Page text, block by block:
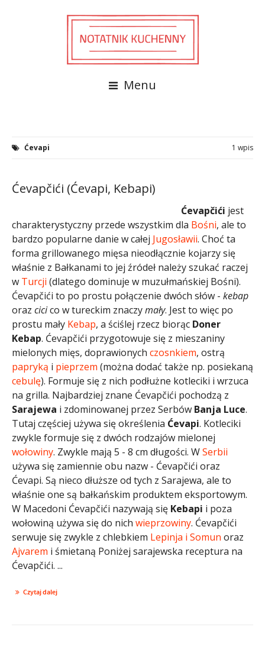
Menu
Ćevapi 1 wpis
Ćevapčići (Ćevapi, Kebapi)
Ćevapčići jest
charakterystyczny przede wszystkim dla Bośni, ale to
bardzo popularne danie w całej Jugosławii. Choć ta
forma grillowanego mięsa nieodłącznie kojarzy się
właśnie z Bałkanami to jej źródeł należy szukać raczej
w Turcji (dlatego dominuje w muzułmańskiej Bośni).
Ćevapčići to po prostu połączenie dwóch słów - kebap
oraz cicico w tureckim znaczymały. Jest to więc po
prostu mały Kebap, a ściślej rzecz biorąc Doner
Kebap. Ćevapčići przygotowuje się z mieszaniny
mielonych mięs, doprawionych czosnkiem, ostrą
papryką i pieprzem (można dodać także np. posiekaną
cebulę). Formuje się z nich podłużne kotleciki i wrzuca
na grilla. Najbardziej znane Ćevapčići pochodzą z
Sarajewa i zdominowanej przez Serbów Banja Luce.
Tutaj częściej używa się określenia Ćevapi. Kotleciki
zwykle formuje się z dwóch rodzajów mielonej
wołowiny. Zwykle mają 5 - 8 cm długości. WSerbii
używa się zamiennie obu nazw - Ćevapčići oraz
Ćevapi. Są nieco dłuższe od tych z Sarajewa, ale to
właśnie one są bałkańskim produktem eksportowym.
W Macedoni Ćevapčići nazywają się Kebapi i poza
wołowiną używa się do nich wieprzowiny. Ćevapčići
serwuje się zwykle z chlebkiem Lepinja i Somun oraz
Ajvarem i śmietaną Poniżej sarajewska receptura na
Ćevapčići. ...
Czytaj dalej